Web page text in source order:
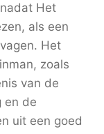
Het
als een
Het
zoals
van de
en de
uit een goed